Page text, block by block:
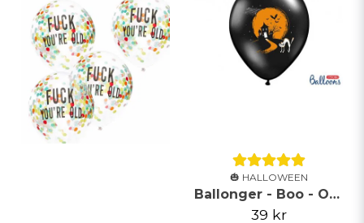
🎃 HALLOWEEN
Ballonger - Boo - Orange/Svarta
39 kr